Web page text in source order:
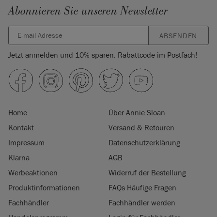
Abonnieren Sie unseren Newsletter
ABSENDEN
Jetzt anmelden und 10% sparen. Rabattcode im Postfach!
Home
Über Annie Sloan
Kontakt
Versand & Retouren
Impressum
Datenschutzerklärung
Klarna
AGB
Werbeaktionen
Widerruf der Bestellung
Produktinformationen
FAQs Häufige Fragen
Fachhändler
Fachhändler werden